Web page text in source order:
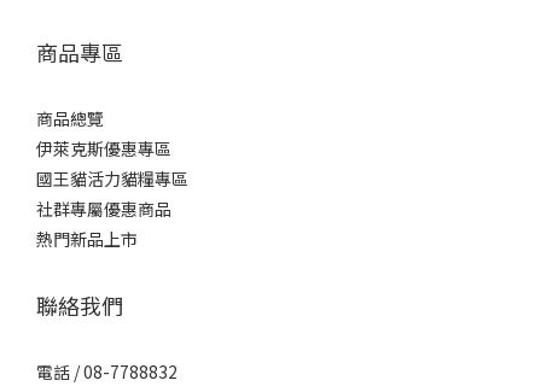
商品專區
商品總覽
伊萊克斯優惠專區
國王貓活力貓糧專區
社群專屬優惠商品
熱門新品上市
聯絡我們
電話 / 08-7788832